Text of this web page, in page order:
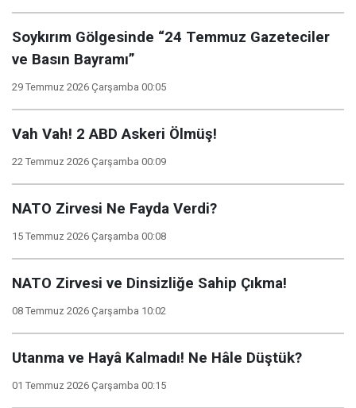
Soykırım Gölgesinde “24 Temmuz Gazeteciler
ve Basın Bayramı”
29 Temmuz 2026 Çarşamba 00:05
Vah Vah! 2 ABD Askeri Ölmüş!
22 Temmuz 2026 Çarşamba 00:09
NATO Zirvesi Ne Fayda Verdi?
15 Temmuz 2026 Çarşamba 00:08
NATO Zirvesi ve Dinsizliğe Sahip Çıkma!
08 Temmuz 2026 Çarşamba 10:02
Utanma ve Hayâ Kalmadı! Ne Hâle Düştük?
01 Temmuz 2026 Çarşamba 00:15